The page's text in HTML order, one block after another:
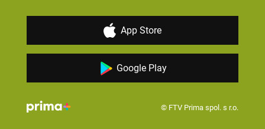
App Store
Google Play
© FTV Prima spol. s r.o.